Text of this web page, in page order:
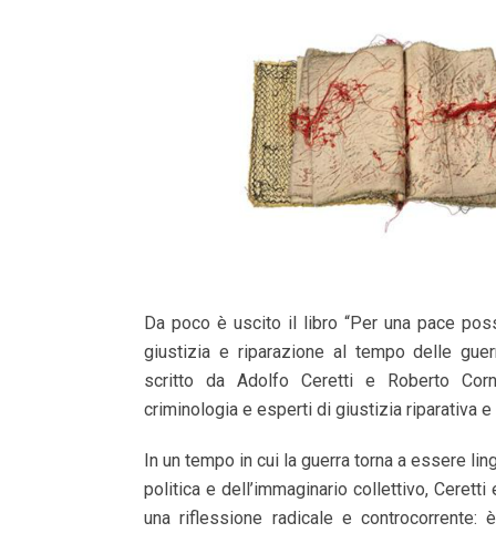
Da poco è uscito il libro “Per una pace
giustizia e riparazione al tempo delle
scritto da Adolfo Ceretti e Roberto
criminologia e esperti di giustizia riparativa
In un tempo in cui la guerra torna a essere
politica e dell’immaginario collettivo, Ceretti
una riflessione radicale e controcorrente: